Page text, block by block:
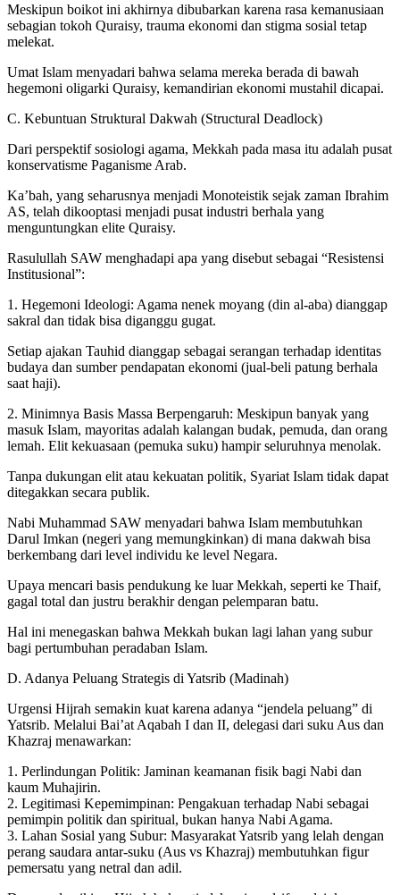
Meskipun boikot ini akhirnya dibubarkan karena rasa kemanusiaan
sebagian tokoh Quraisy, trauma ekonomi dan stigma sosial tetap
melekat.
Umat Islam menyadari bahwa selama mereka berada di bawah
hegemoni oligarki Quraisy, kemandirian ekonomi mustahil dicapai.
C. Kebuntuan Struktural Dakwah (Structural Deadlock)
Dari perspektif sosiologi agama, Mekkah pada masa itu adalah pusat
konservatisme Paganisme Arab.
Ka’bah, yang seharusnya menjadi Monoteistik sejak zaman Ibrahim
AS, telah dikooptasi menjadi pusat industri berhala yang
menguntungkan elite Quraisy.
Rasulullah SAW menghadapi apa yang disebut sebagai “Resistensi
Institusional”:
1. Hegemoni Ideologi: Agama nenek moyang (din al-aba) dianggap
sakral dan tidak bisa diganggu gugat.
Setiap ajakan Tauhid dianggap sebagai serangan terhadap identitas
budaya dan sumber pendapatan ekonomi (jual-beli patung berhala
saat haji).
2. Minimnya Basis Massa Berpengaruh: Meskipun banyak yang
masuk Islam, mayoritas adalah kalangan budak, pemuda, dan orang
lemah. Elit kekuasaan (pemuka suku) hampir seluruhnya menolak.
Tanpa dukungan elit atau kekuatan politik, Syariat Islam tidak dapat
ditegakkan secara publik.
Nabi Muhammad SAW menyadari bahwa Islam membutuhkan
Darul Imkan (negeri yang memungkinkan) di mana dakwah bisa
berkembang dari level individu ke level Negara.
Upaya mencari basis pendukung ke luar Mekkah, seperti ke Thaif,
gagal total dan justru berakhir dengan pelemparan batu.
Hal ini menegaskan bahwa Mekkah bukan lagi lahan yang subur
bagi pertumbuhan peradaban Islam.
D. Adanya Peluang Strategis di Yatsrib (Madinah)
Urgensi Hijrah semakin kuat karena adanya “jendela peluang” di
Yatsrib. Melalui Bai’at Aqabah I dan II, delegasi dari suku Aus dan
Khazraj menawarkan:
1. Perlindungan Politik: Jaminan keamanan fisik bagi Nabi dan
kaum Muhajirin.
2. Legitimasi Kepemimpinan: Pengakuan terhadap Nabi sebagai
pemimpin politik dan spiritual, bukan hanya Nabi Agama.
3. Lahan Sosial yang Subur: Masyarakat Yatsrib yang lelah dengan
perang saudara antar-suku (Aus vs Khazraj) membutuhkan figur
pemersatu yang netral dan adil.